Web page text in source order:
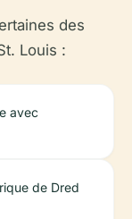
des
Louis :
avec
de Dred